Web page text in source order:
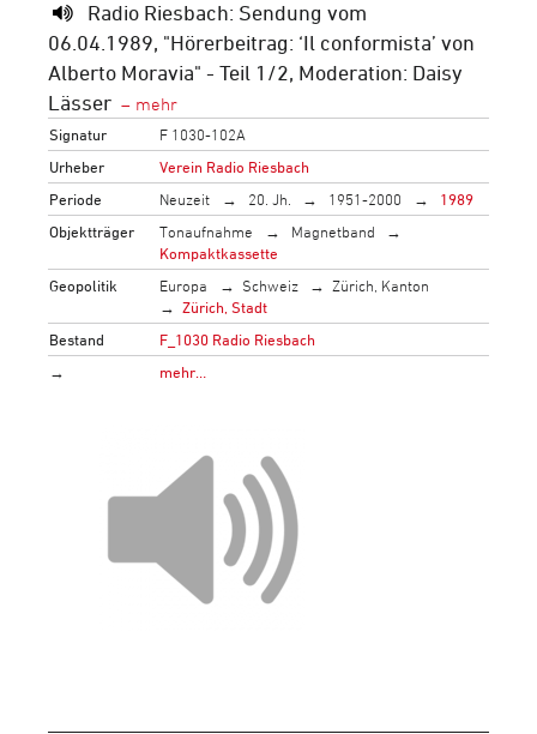
Radio Riesbach: Sendung vom
06.04.1989, "Hörerbeitrag: ‘Il conformista’ von
Alberto Moravia" - Teil 1/2, Moderation: Daisy
Lässer
Signatur
F 1030-102A
Urheber
Verein Radio Riesbach
Periode
Neuzeit 20. Jh. 1951-2000
1989
Objektträger
Tonaufnahme
Magnetband
Kompaktkassette
Geopolitik
Europa Schweiz
Zürich, Kanton
Zürich, Stadt
Bestand
F_1030 Radio Riesbach
→
mehr…